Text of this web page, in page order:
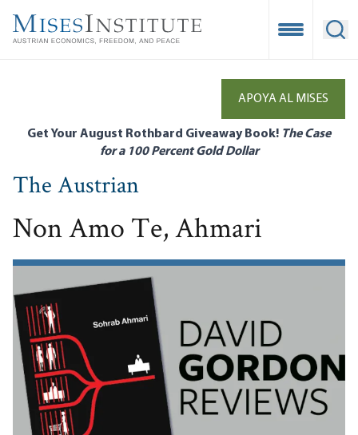
main
Open
APOYA AL MISES
Get Your August Rothbard Giveaway Book! The Case
for a 100 Percent Gold Dollar
The Austrian
Non Amo Te, Ahmari